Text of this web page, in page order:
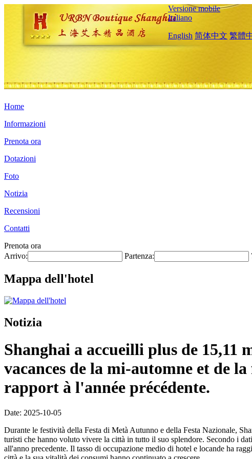
Versione mobile
Italiano
English 简体中文 繁體
Home
Informazioni
Prenota ora
Dotazioni
Foto
Notizia
Recensioni
Contatti
Prenota ora
Arrivo:
Partenza:
Mappa dell'hotel
Notizia
Shanghai a accueilli plus de 15,11
vacances de la mi-automne et de
rapport à l'année précédente.
Date: 2025-10-05
Durante le festività della Festa di Metà Autunno e della Festa Nazionale,
turisti che hanno voluto vivere la città in tutto il suo splendore. Secondo i
all'anno precedente. Il tasso di occupazione medio di hotel e locande ha